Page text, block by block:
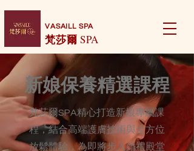
梵莎爾SPA
VASAILL SPA
新娘保養精選課程
梵莎爾SPA精心打造新娘專屬課
程，結合高端護膚技術與全方位
放鬆體驗，為即將步入婚禮殿堂